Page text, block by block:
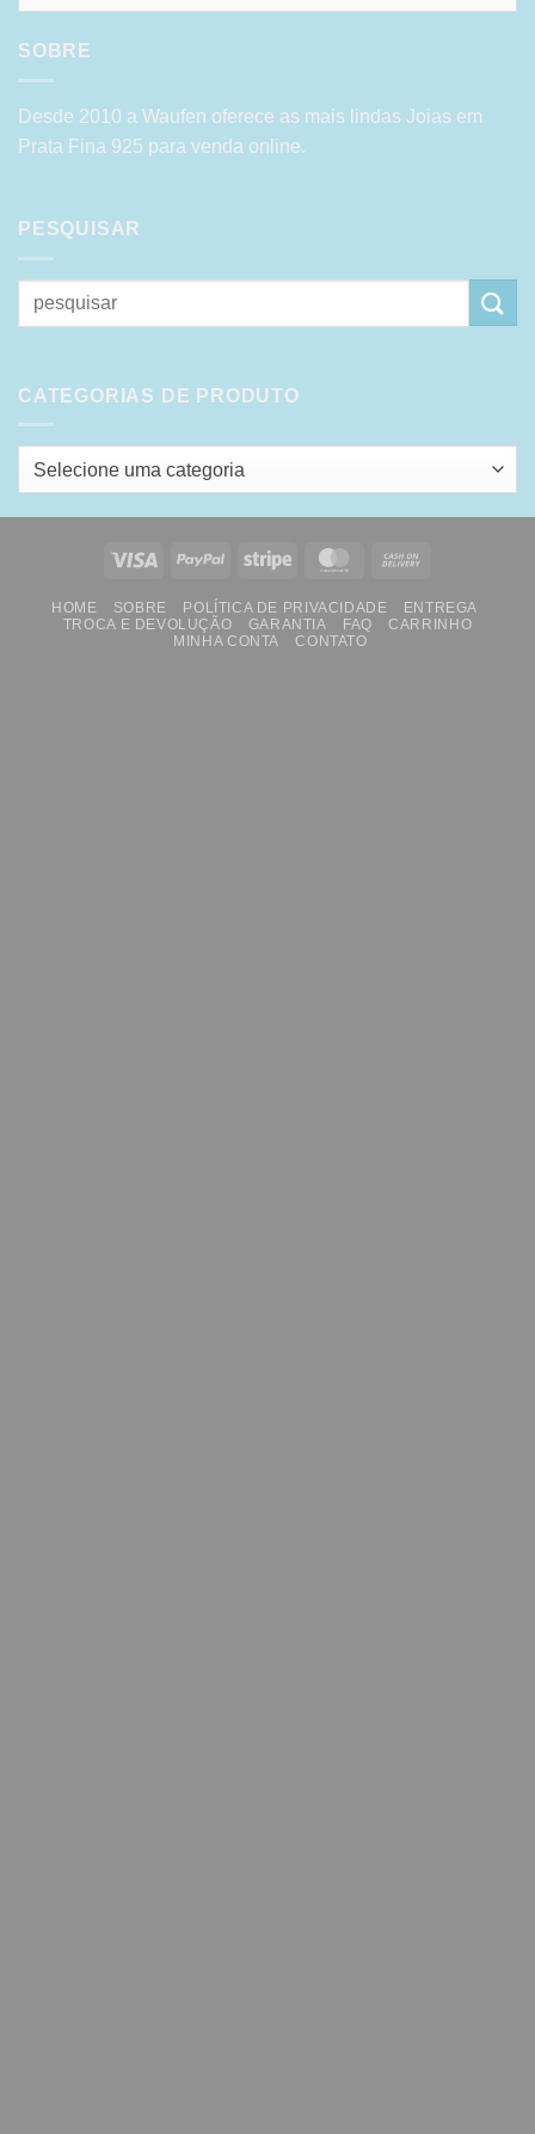
SOBRE
Desde 2010 a Waufen oferece as mais lindas Joias em
Prata Fina 925 para venda online.
PESQUISAR
Pesquisar
por:
CATEGORIAS DE PRODUTO
Selecione uma categoria
Visa PayPal Stripe MasterCard
Delivery
HOME SOBRE POLÍTICA DE PRIVACIDADE
ENTREGA
TROCA E DEVOLUÇÃO
GARANTIA FAQ
CARRINHO
MINHA CONTA
CONTATO